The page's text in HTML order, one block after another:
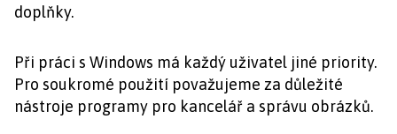
doplňky.
Při práci s Windows má každý uživatel jiné priority.
Pro soukromé použití považujeme za důležité
nástroje programy pro kancelář a správu obrázků.